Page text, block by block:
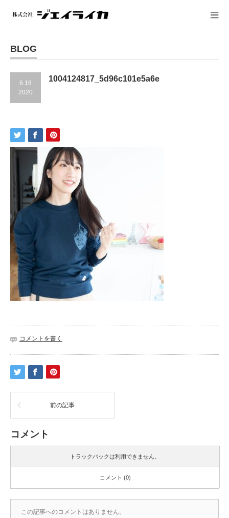
BLOG
6.18
2020
1004124817_5d96c101e5a6e
コメントを書く
前の記事
コメント
トラックバックは利用できません。
コメント (0)
この記事へのコメントはありません。